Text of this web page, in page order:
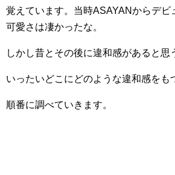
覚えています。当時ASAYANからデビ
可愛さは凄かったな。
しかし昔とその後に違和感があると思
いったいどこにどのような違和感をも
順番に調べていきます。